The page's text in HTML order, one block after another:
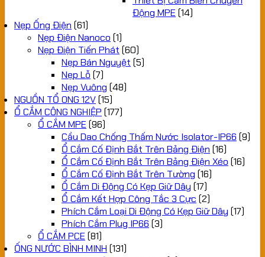
Động MPE (14)
Nẹp Ống Điện (61)
Nẹp Điện Nanoco (1)
Nẹp Điện Tiến Phát (60)
Nẹp Bán Nguyệt (5)
Nẹp Lỗ (7)
Nẹp Vuông (48)
NGUỒN TỔ ONG 12V(15)
Ổ CẮM CÔNG NGHIỆP (177)
Ổ CẮM MPE (96)
Cầu Dao Chống Thấm Nước Isolator-IP66 (9)
Ổ Cắm Cố Định Bắt Trên Bảng Điện (16)
Ổ Cắm Cố Định Bắt Trên Bảng Điện Xéo (16)
Ổ Cắm Cố Định Bắt Trên Tường (16)
Ổ Cắm Di Động Có Kẹp Giữ Dây (17)
Ổ Cắm Kết Hợp Công Tắc 3 Cực (2)
Phích Cắm Loại Di Động Có Kẹp Giữ Dây (17)
Phích Cắm Plug IP66 (3)
Ổ CẮM PCE (81)
ỐNG NƯỚC BÌNH MINH (131)